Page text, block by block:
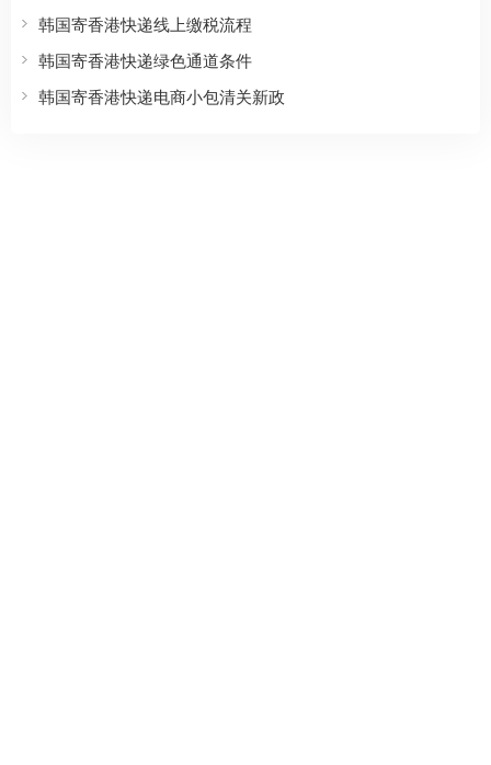
韩国寄香港快递线上缴税流程
韩国寄香港快递绿色通道条件
韩国寄香港快递电商小包清关新政